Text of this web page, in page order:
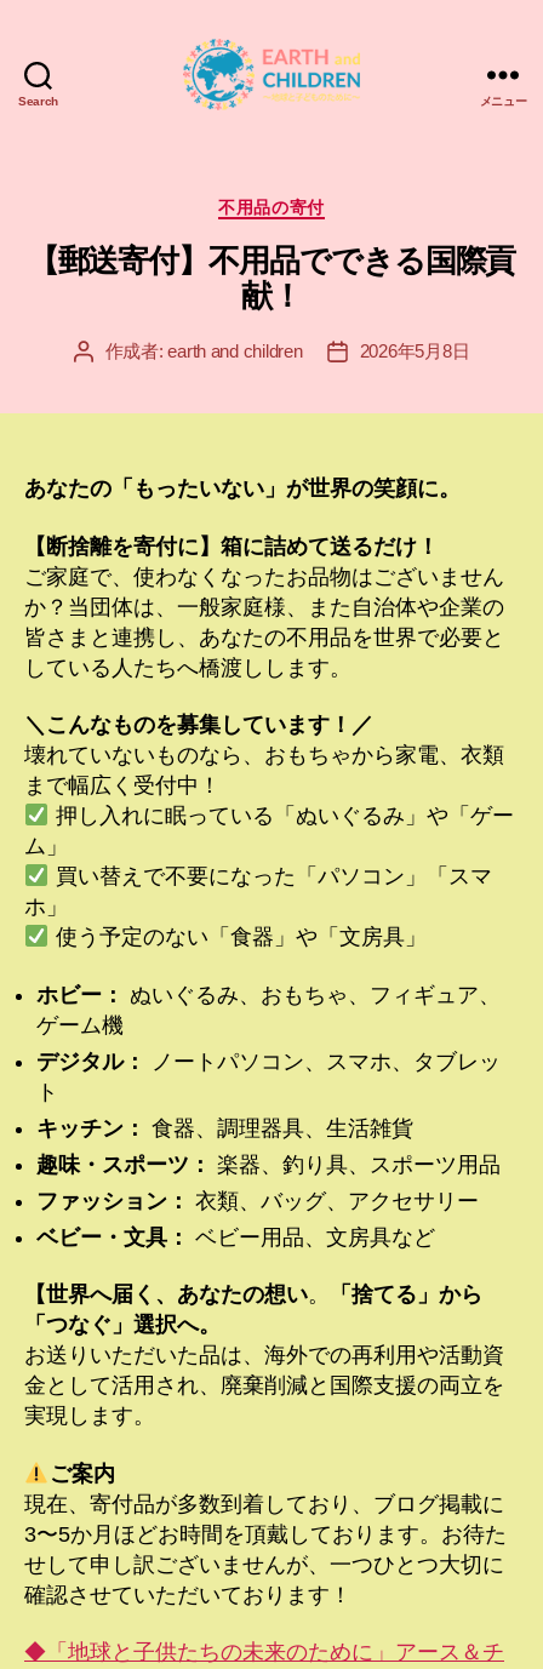
Search
＆
ル
ド
レ
EARTH
CHILDREN
メニュー
カ
ゴ
リ
ー
不用品の寄付
【郵送寄付】不用品でできる国際貢
献！
投 作成者:earth and children
投
2026年5月8日
あなたの「もったいない」が世界の笑顔に。
【断捨離を寄付に】箱に詰めて送るだけ！
ご家庭で、使わなくなったお品物はございません
か？当団体は、一般家庭様、また自治体や企業の
皆さまと連携し、あなたの不用品を世界で必要と
している人たちへ橋渡しします。
＼こんなものを募集しています！／
壊れていないものなら、おもちゃから家電、衣類
まで幅広く受付中！
押し入れに眠っている「ぬいぐるみ」や「ゲー
ム」
買い替えで不要になった「パソコン」「スマ
ホ」
使う予定のない「食器」や「文房具」
ホビー：
ぬいぐるみ、おもちゃ、フィギュア、
ゲーム機
デジタル：
ノートパソコン、スマホ、タブレッ
ト
キッチン： 食器、調理器具、生活雑貨
趣味・スポーツ： 楽器、釣り具、スポーツ用品
ファッション： 衣類、バッグ、アクセサリー
ベビー・文具： ベビー用品、文房具など
【世界へ届く、あなたの想い。
「捨てる」から
「つなぐ」選択へ。
お送りいただいた品は、海外での再利用や活動資
金として活用され、廃棄削減と国際支援の両立を
実現します。
ご案内
現在、寄付品が多数到着しており、ブログ掲載に
3〜5か月ほどお時間を頂戴しております。お待た
せして申し訳ございませんが、一つひとつ大切に
確認させていただいております！
◆「地球と子供たちの未来のために」アース＆チ